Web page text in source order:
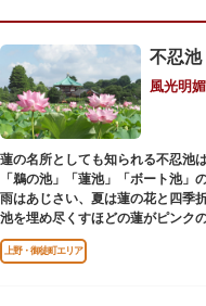
不忍池
風光明
蓮の名所としても知られる不忍池
「鵜の池」「蓮池」「ボート池
雨はあじさい、夏は蓮の花と四季
池を埋め尽くすほどの蓮がピンク
前のみ開花するので、シーズン中
す。綺麗な蓮の花を近くから観察
上野・御徒町エリア